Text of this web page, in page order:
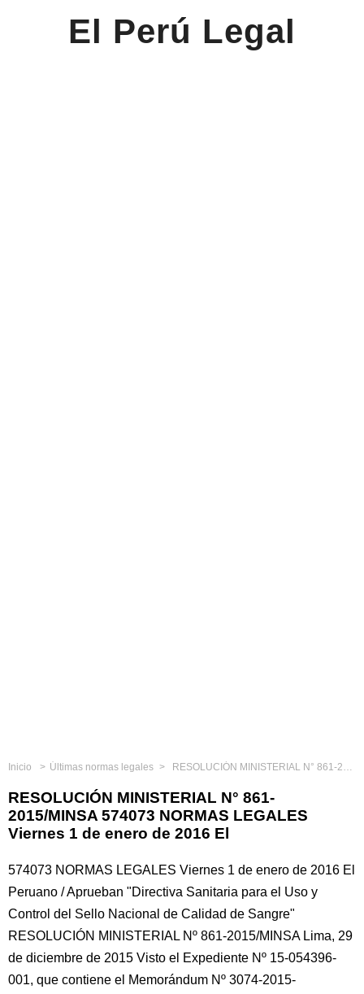
El Perú Legal
Inicio Últimas normas legales RESOLUCIÓN MINISTERIAL N° 861-2015/MINSA 574073 NORMAS LEGALES Viernes 1 de enero de 2016 El
RESOLUCIÓN MINISTERIAL N° 861-
2015/MINSA 574073 NORMAS LEGALES
Viernes 1 de enero de 2016 El
574073 NORMAS LEGALES Viernes 1 de enero de 2016 El
Peruano / Aprueban "Directiva Sanitaria para el Uso y
Control del Sello Nacional de Calidad de Sangre"
RESOLUCIÓN MINISTERIAL Nº 861-2015/MINSA Lima, 29
de diciembre de 2015 Visto el Expediente Nº 15-054396-
001, que contiene el Memorándum Nº 3074-2015-